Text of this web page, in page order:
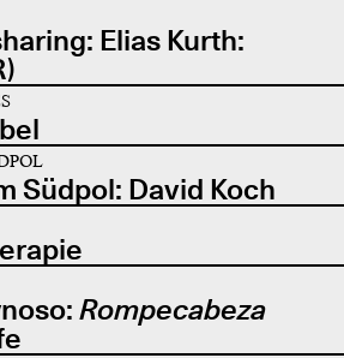
Elias Kurth:
Südpol: David Koch
Rompecabeza